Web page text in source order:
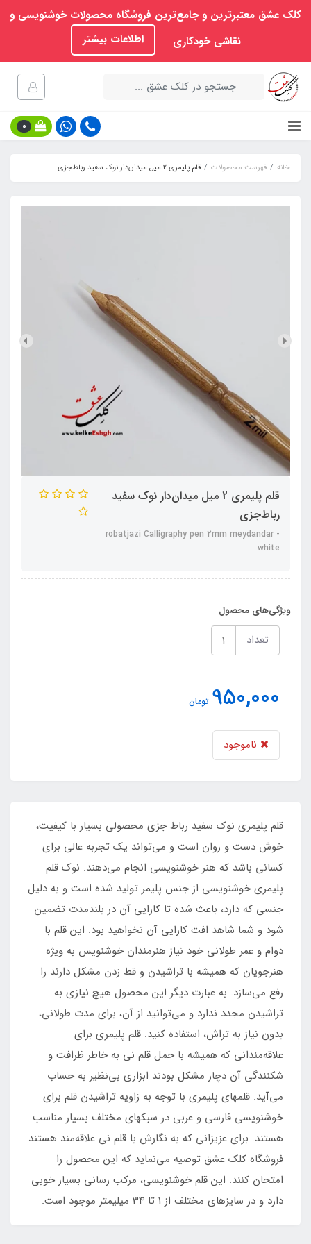
کلک عشق معتبرترین و جامع‌ترین فروشگاه محصولات خوشنویسی و
نقاشی خودکاری
اطلاعات بیشتر
0
خانه فهرست محصولات قلم پلیمری 2 میل میدان‌دار نوک سفید رباط‌جزی
قلم پلیمری 2 میل میدان‌دار نوک سفید
رباط‌جزی
robatjazi Calligraphy pen 2mm meydandar -
white
ویژگی‌های محصول
تعداد
950,000 تومان
ناموجود
قلم پلیمری نوک سفید رباط جزی محصولی بسیار با کیفیت،
خوش دست و روان است و می‌تواند یک تجربه عالی برای
کسانی باشد که هنر خوشنویسی انجام می‌دهند. نوک قلم
پلیمری خوشنویسی از جنس پلیمر تولید شده است و به دلیل
جنسی که دارد، باعث شده تا کارایی آن در بلندمدت تضمین
شود و شما شاهد افت کارایی آن نخواهید بود. این قلم با
دوام و عمر طولانی خود نیاز هنرمندان خوشنویس به ویژه
هنرجویان که همیشه با تراشیدن و قط زدن مشکل دارند را
رفع می‌سازد. به عبارت دیگر این محصول هیچ نیازی به
تراشیدن مجدد ندارد و می‌توانید از آن، برای مدت طولانی،
بدون نیاز به تراش، استفاده کنید. قلم پلیمری برای
علاقه‌مندانی که همیشه با حمل قلم نی به خاطر ظرافت و
شکنندگی آن دچار مشکل بودند ابزاری بی‌نظیر به حساب
می‌آید. قلمهای پلیمری با توجه به زاویه تراشیدن قلم برای
خوشنویسی فارسی و عربی در سبکهای مختلف بسیار مناسب
هستند. برای عزیزانی که به نگارش با قلم نی علاقه‌مند هستند
فروشگاه کلک عشق توصیه می‌نماید که این محصول را
امتحان کنند. این قلم خوشنویسی، مرکب رسانی بسیار خوبی
دارد و در سایز‌های مختلف از 1 تا 34 میلیمتر موجود است.